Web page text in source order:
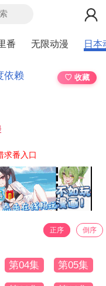
番 无限动漫 日本
依赖
♡ 收藏
求番入口
正序 倒序
第04集 第05集